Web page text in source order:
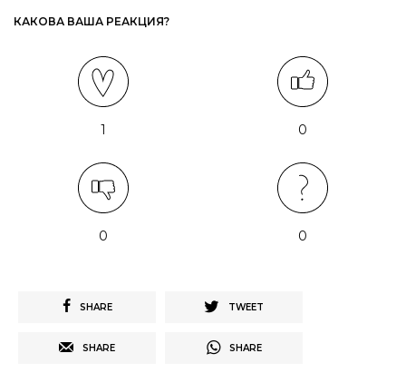
КАКОВА ВАША РЕАКЦИЯ?
1 0
0 0
SHARE TWEET
SHARE SHARE